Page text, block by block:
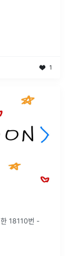
1
18110번 -